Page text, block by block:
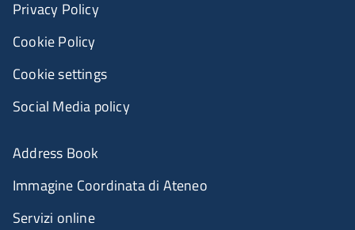
Privacy Policy
Cookie Policy
Cookie settings
Social Media policy
Address Book
Immagine Coordinata di Ateneo
Servizi online